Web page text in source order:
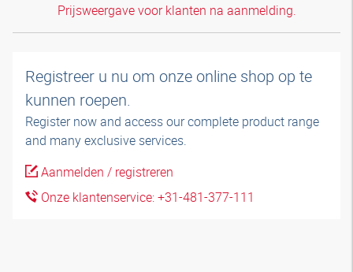
Prijsweergave voor klanten na aanmelding.
Registreer u nu om onze online shop op te
kunnen roepen.
Register now and access our complete product range
and many exclusive services.
Aanmelden / registreren
Onze klantenservice: +31-481-377-111